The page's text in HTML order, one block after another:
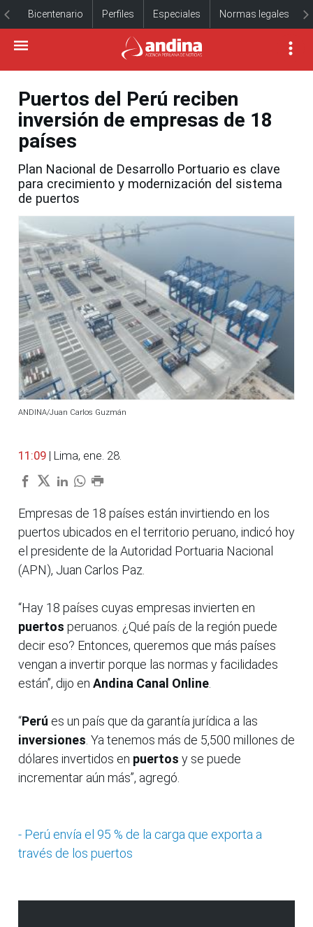
Bicentenario Perfiles Especiales Normas legales
Puertos del Perú reciben
inversión de empresas de 18
países
Plan Nacional de Desarrollo Portuario es clave
para crecimiento y modernización del sistema
de puertos
ANDINA/Juan Carlos Guzmán
11:09 | Lima, ene. 28.
Empresas de 18 países están invirtiendo en los
puertos ubicados en el territorio peruano, indicó hoy
el presidente de la Autoridad Portuaria Nacional
(APN), Juan Carlos Paz.
“Hay 18 países cuyas empresas invierten en
puertos peruanos. ¿Qué país de la región puede
decir eso? Entonces, queremos que más países
vengan a invertir porque las normas y facilidades
están”, dijo en Andina Canal Online
“Perú es un país que da garantía jurídica a las
inversiones . Ya tenemos más de 5,500 millones de
dólares invertidos en puertos y se puede
incrementar aún más”, agregó.
- Perú envía el 95 % de la carga que exporta a
través de los puertos